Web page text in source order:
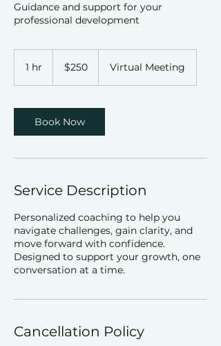
Guidance and support for your
professional development
1 hr
dollars$250 Virtual Meeting
Book Now
Service Description
Personalized coaching to help you
navigate challenges, gain clarity, and
move forward with confidence.
Designed to support your growth, one
conversation at a time.
Cancellation Policy